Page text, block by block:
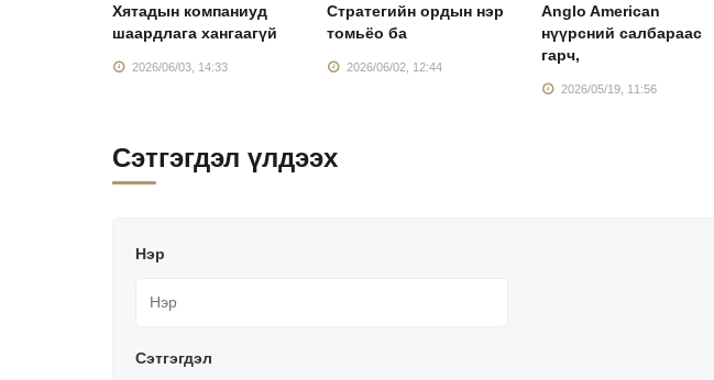
Хятадын компаниуд
шаардлага хангаагүй
2026/06/03, 14:33
Стратегийн ордын нэр
томьёо ба
2026/06/02, 12:44
Anglo American
нүүрсний салбараас
гарч,
2026/05/19, 11:56
Сэтгэгдэл үлдээх
Нэр
Сэтгэгдэл